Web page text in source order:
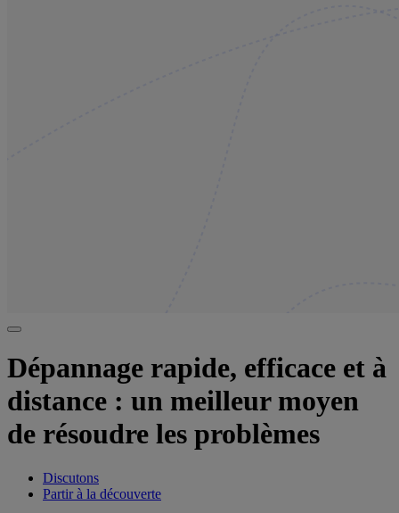
Dépannage rapide, efficace et à
distance : un meilleur moyen
de résoudre les problèmes
Discutons
Partir à la découverte